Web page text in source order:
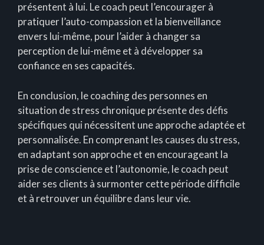
présentent à lui. Le coach peut l’encourager à
pratiquer l’auto-compassion et la bienveillance
envers lui-même, pour l’aider à changer sa
perception de lui-même et à développer sa
confiance en ses capacités.
En conclusion, le coaching des personnes en
situation de stress chronique présente des défis
spécifiques qui nécessitent une approche adaptée et
personnalisée. En comprenant les causes du stress,
en adaptant son approche et en encourageant la
prise de conscience et l’autonomie, le coach peut
aider ses clients à surmonter cette période difficile
et à retrouver un équilibre dans leur vie.